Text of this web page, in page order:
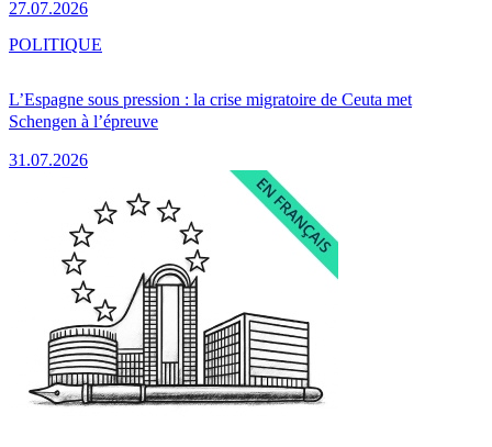
27.07.2026
L’Espagne sous pression : la crise migratoire de Ceuta met
Schengen à l’épreuve
31.07.2026
POLITIQUE